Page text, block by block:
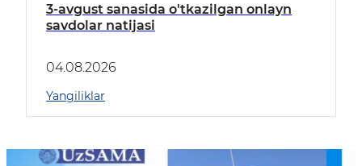
3-avgust sanasida o'tkazilgan onlayn
savdolar natijasi
04.08.2026
Yangiliklar